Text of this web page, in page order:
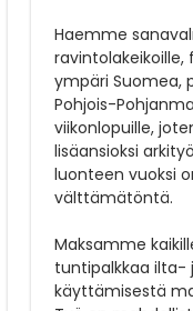
Haemme
ravintolakeikoille,
ympäri Suomea,
Pohjois-
viikonlopuille,
lisäansioksi
luonteen vuoksi
välttämätöntä.
Maksamme
tuntipalkkaa ilta-
käyttämisestä